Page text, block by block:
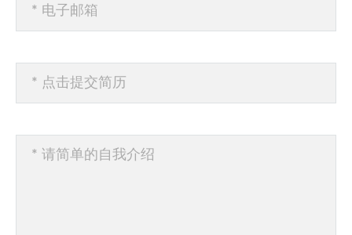
* 电子邮箱
* 点击提交简历
* 请简单的自我介绍